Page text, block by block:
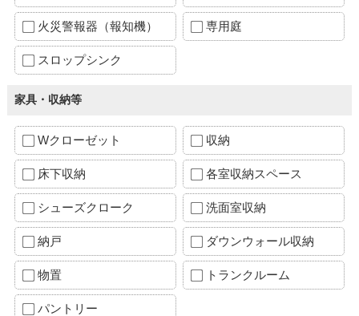
火災警報器（報知機） 専用庭
スロップシンク
家具・収納等
Wクローゼット 収納
床下収納 各室収納スペース
シューズクローク 洗面室収納
納戸 ダウンウォール収納
物置 トランクルーム
パントリー